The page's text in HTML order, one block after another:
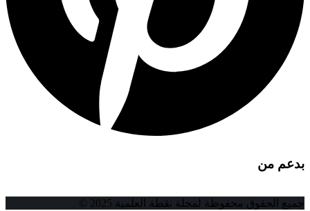
بدعم من
جميع الحقوق محفوظة لمجلة نقطة العلمية 2025 ©